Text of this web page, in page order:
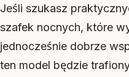
Jeśli szukasz
szafek nocnych, które
jednocześnie dobrze
ten model będzie